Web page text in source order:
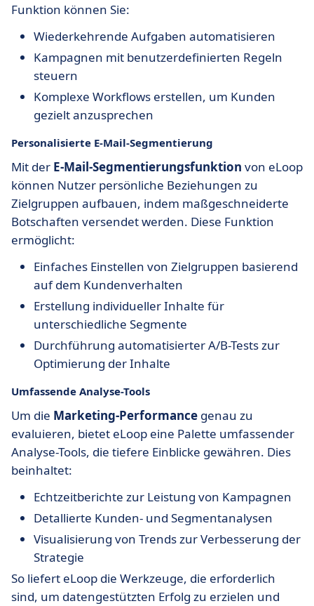
Funktion können Sie:
Wiederkehrende Aufgaben automatisieren
Kampagnen mit benutzerdefinierten Regeln
steuern
Komplexe Workflows erstellen, um Kunden
gezielt anzusprechen
Personalisierte E-Mail-Segmentierung
Mit der E-Mail-Segmentierungsfunktion von eLoop
können Nutzer persönliche Beziehungen zu
Zielgruppen aufbauen, indem maßgeschneiderte
Botschaften versendet werden. Diese Funktion
ermöglicht:
Einfaches Einstellen von Zielgruppen basierend
auf dem Kundenverhalten
Erstellung individueller Inhalte für
unterschiedliche Segmente
Durchführung automatisierter A/B-Tests zur
Optimierung der Inhalte
Umfassende Analyse-Tools
Um die Marketing-Performance genau zu
evaluieren, bietet eLoop eine Palette umfassender
Analyse-Tools, die tiefere Einblicke gewähren. Dies
beinhaltet:
Echtzeitberichte zur Leistung von Kampagnen
Detallierte Kunden- und Segmentanalysen
Visualisierung von Trends zur Verbesserung der
Strategie
So liefert eLoop die Werkzeuge, die erforderlich
sind, um datengestützten Erfolg zu erzielen und